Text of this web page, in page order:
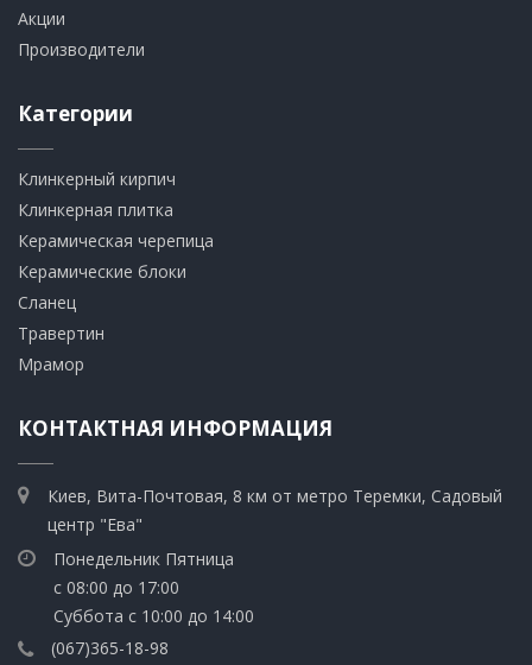
Акции
Производители
Категории
Клинкерный кирпич​
​Клинкерная плитка
​Керамическая черепица
​Керамические блоки
​Сланец
Травертин​
​Мрамор
КОНТАКТНАЯ ИНФОРМАЦИЯ
Киев, Вита-Почтовая, 8 км от метро Теремки, Садовый
центр "Ева"
Понедельник Пятница
с 08:00 до 17:00
Суббота с 10:00 до 14:00
(067)365-18-98